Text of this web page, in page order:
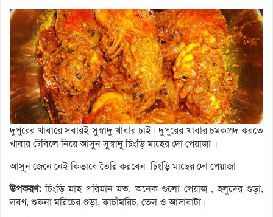
দুপুরের খাবারে সবারই সুস্বাদু খাবার চাই। দুপুরের খাবার চমকপ্রদ করতে
খাবার টেবিলে নিয়ে আসুন সুস্বাদু চিংড়ি মাছের দো পেয়াজা ।
আসুন জেনে নেই কিভাবে তৈরি করবেন চিংড়ি মাছের দো পেয়াজা
উপকরণ: চিংড়ি মাছ পরিমান মত, অনেক গুলো পেয়াজ , হলুদের গুড়া,
লবণ, শুকনা মরিচের গুড়া, কাচাঁমরিচ, তেল ও আদাবাটা।